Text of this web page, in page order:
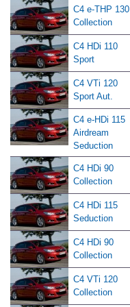
C4 e-THP 130
Collection
C4 HDi 110
Sport
C4 VTi 120
Sport Aut.
C4 e-HDi 115
Airdream
Seduction
C4 HDi 90
Collection
C4 HDi 115
Seduction
C4 HDi 90
Collection
C4 VTi 120
Collection